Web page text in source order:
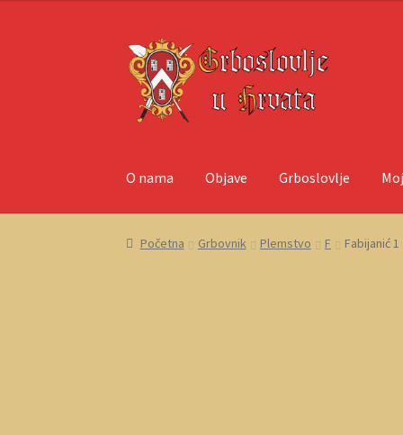
Preskoči
na
navigaciju
Skoči
do
sadržaja
O nama Objave Grboslovlje
Početna Blagajna Grboslovlje Košarica Moj
Početna Grbovnik Plemstvo F Fabijanić 1